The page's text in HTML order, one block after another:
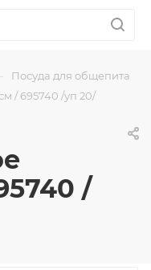
Посуда для общепита
/ 695740 /уп 20/
/